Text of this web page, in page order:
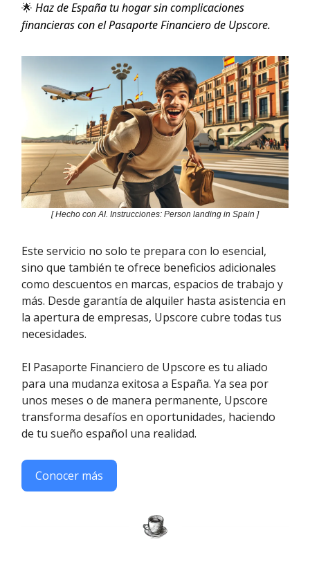
🌟 Haz de España tu hogar sin complicaciones
financieras con el Pasaporte Financiero de Upscore.
[ Hecho con AI. Instrucciones: Person landing in Spain ]
Este servicio no solo te prepara con lo esencial,
sino que también te ofrece beneficios adicionales
como descuentos en marcas, espacios de trabajo y
más. Desde garantía de alquiler hasta asistencia en
la apertura de empresas, Upscore cubre todas tus
necesidades.
El Pasaporte Financiero de Upscore es tu aliado
para una mudanza exitosa a España. Ya sea por
unos meses o de manera permanente, Upscore
transforma desafíos en oportunidades, haciendo
de tu sueño español una realidad.
Conocer más